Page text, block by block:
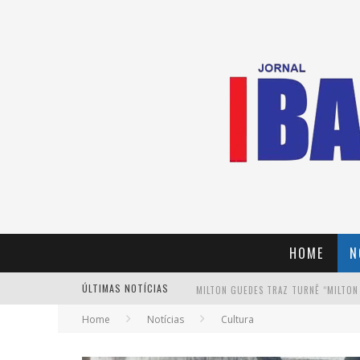
HOME
ÚLTIMAS NOTÍCIAS MILTON GUEDES TRAZ TURNÊ
Home Notícias Cultura